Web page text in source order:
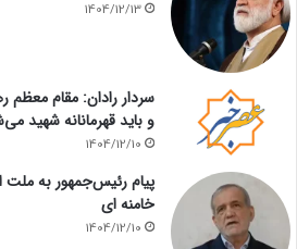
1404/12/13
سردار رادان: مقام معظم
و باید قهرمانانه شهید
1404/12/10
پیام رئیس‌جمهور به ملت
خامنه ای
1404/12/10